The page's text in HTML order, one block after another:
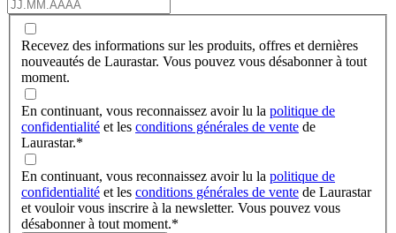
Recevez des informations sur les produits, offres et dernières
nouveautés de Laurastar. Vous pouvez vous désabonner à tout
moment.
En continuant, vous reconnaissez avoir lu la politique de
confidentialité et les conditions générales de vente de
Laurastar.*
En continuant, vous reconnaissez avoir lu la politique de
confidentialité et les conditions générales de vente de Laurastar
et vouloir vous inscrire à la newsletter. Vous pouvez vous
désabonner à tout moment.*